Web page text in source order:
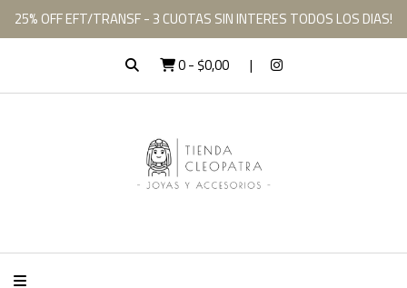
25% OFF EFT/TRANSF - 3 CUOTAS SIN INTERES TODOS LOS DIAS!
0-$0,00